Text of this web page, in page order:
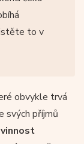
to v
obvykle trvá
svých příjmů